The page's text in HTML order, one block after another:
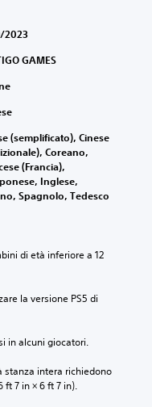
2023
GAMES
(semplificato), Cinese
Coreano,
(Francia),
Inglese,
Spagnolo, Tedesco
di età inferiore a 12
la versione PS5 di
in alcuni giocatori.
stanza intera richiedono
ft 7 in × 6 ft 7 in).